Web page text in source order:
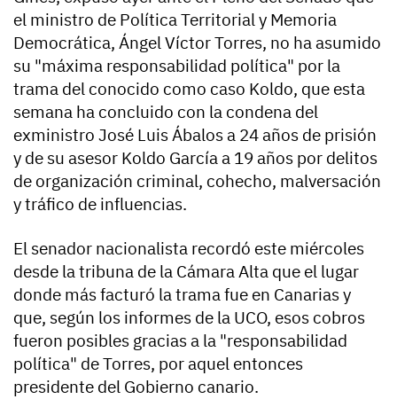
el ministro de Política Territorial y Memoria
Democrática, Ángel Víctor Torres, no ha asumido
su "máxima responsabilidad política" por la
trama del conocido como caso Koldo, que esta
semana ha concluido con la condena del
exministro José Luis Ábalos a 24 años de prisión
y de su asesor Koldo García a 19 años por delitos
de organización criminal, cohecho, malversación
y tráfico de influencias.
El senador nacionalista recordó este miércoles
desde la tribuna de la Cámara Alta que el lugar
donde más facturó la trama fue en Canarias y
que, según los informes de la UCO, esos cobros
fueron posibles gracias a la "responsabilidad
política" de Torres, por aquel entonces
presidente del Gobierno canario.